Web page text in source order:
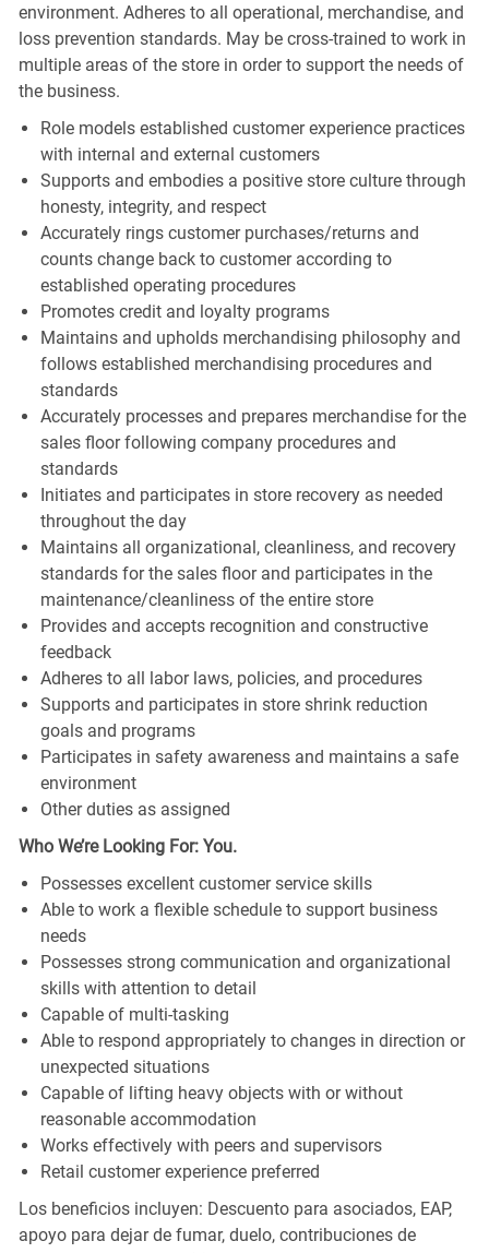
environment. Adheres to all operational, merchandise, and
loss prevention standards. May be cross-trained to work in
multiple areas of the store in order to support the needs of
the business.
Role models established customer experience practices
with internal and external customers
Supports and embodies a positive store culture through
honesty, integrity, and respect
Accurately rings customer purchases/returns and
counts change back to customer according to
established operating procedures
Promotes credit and loyalty programs
Maintains and upholds merchandising philosophy and
follows established merchandising procedures and
standards
Accurately processes and prepares merchandise for the
sales floor following company procedures and
standards
Initiates and participates in store recovery as needed
throughout the day
Maintains all organizational, cleanliness, and recovery
standards for the sales floor and participates in the
maintenance/cleanliness of the entire store
Provides and accepts recognition and constructive
feedback
Adheres to all labor laws, policies, and procedures
Supports and participates in store shrink reduction
goals and programs
Participates in safety awareness and maintains a safe
environment
Other duties as assigned
Who We’re Looking For: You.
Possesses excellent customer service skills
Able to work a flexible schedule to support business
needs
Possesses strong communication and organizational
skills with attention to detail
Capable of multi-tasking
Able to respond appropriately to changes in direction or
unexpected situations
Capable of lifting heavy objects with or without
reasonable accommodation
Works effectively with peers and supervisors
Retail customer experience preferred
Los beneficios incluyen: Descuento para asociados, EAP,
apoyo para dejar de fumar, duelo, contribuciones de